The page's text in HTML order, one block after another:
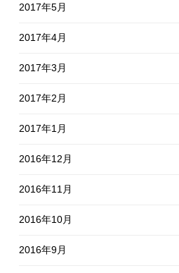
2017年5月
2017年4月
2017年3月
2017年2月
2017年1月
2016年12月
2016年11月
2016年10月
2016年9月